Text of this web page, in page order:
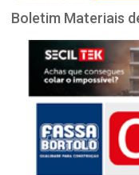
Boletim Materiais